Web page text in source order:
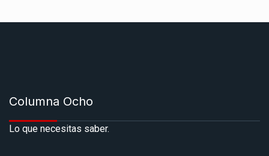
Columna Ocho
Lo que necesitas saber.